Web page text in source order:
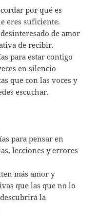
por qué es
eres suficiente.
de amor
de recibir.
para estar contigo
en silencio
que con las voces y
escuchar.
para pensar en
lecciones y errores
más amor y
que las que no lo
la